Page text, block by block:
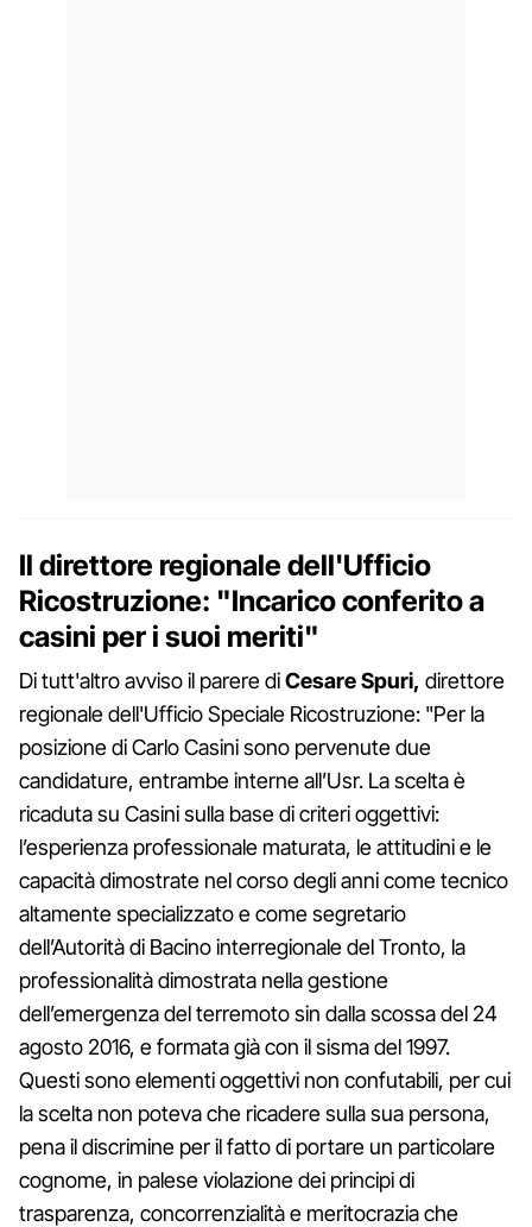
Il direttore regionale dell'Ufficio
Ricostruzione: "Incarico conferito a
casini per i suoi meriti"
Di tutt'altro avviso il parere diCesare Spuri, direttore
regionale dell'Ufficio Speciale Ricostruzione: "Per la
posizione di Carlo Casini sono pervenute due
candidature, entrambe interne all’Usr. La scelta è
ricaduta su Casini sulla base di criteri oggettivi:
l’esperienza professionale maturata, le attitudini e le
capacità dimostrate nel corso degli anni come tecnico
altamente specializzato e come segretario
dell’Autorità di Bacino interregionale del Tronto, la
professionalità dimostrata nella gestione
dell’emergenza del terremoto sin dalla scossa del 24
agosto 2016, e formata già con il sisma del 1997.
Questi sono elementi oggettivi non confutabili, per cui
la scelta non poteva che ricadere sulla sua persona,
pena il discrimine per il fatto di portare un particolare
cognome, in palese violazione dei principi di
trasparenza, concorrenzialità e meritocrazia che